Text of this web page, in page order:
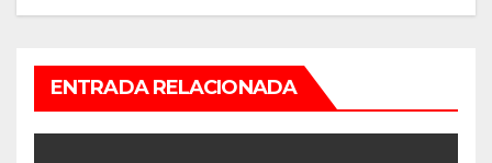
ENTRADA RELACIONADA